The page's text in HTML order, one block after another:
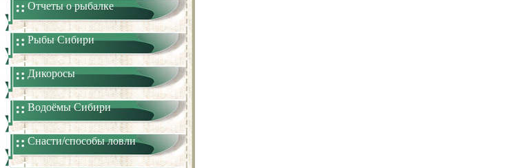
Отчеты о рыбалке
Рыбы Сибири
Дикоросы
Водоёмы Сибири
Снасти/способы ловли